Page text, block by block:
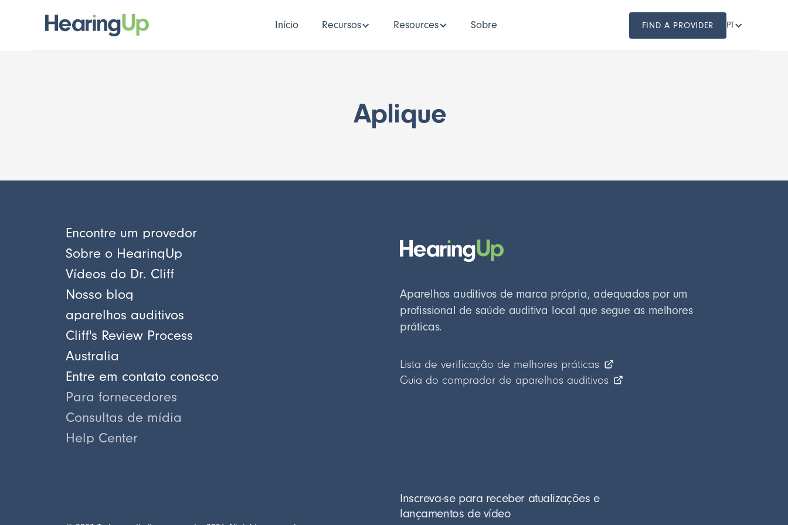
Início Recursos Resources Sobre FIND A PROVIDER PT
Aplique
Encontre um provedor
Sobre o HearingUp
Vídeos do Dr. Cliff
Nosso blog
aparelhos auditivos
Cliff's Review Process
Australia
Entre em contato conosco
Para fornecedores
Consultas de mídia
Help Center
Aparelhos auditivos de marca própria, adequados por um
profissional de saúde auditiva local que segue as melhores
práticas.
Lista de verificação de melhores práticas
Guia do comprador de aparelhos auditivos
Inscreva-se para receber atualizações e
lançamentos de vídeo